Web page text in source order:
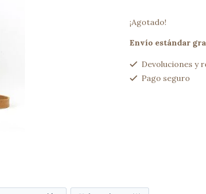
¡Agotado!
Envío estándar
Devoluciones y
Pago seguro